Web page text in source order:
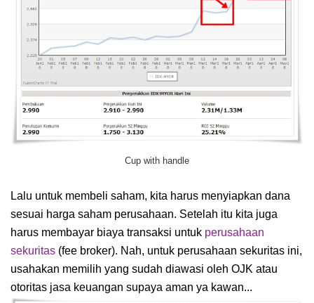
Cup with handle
Lalu untuk membeli saham, kita harus menyiapkan dana
sesuai harga saham perusahaan. Setelah itu kita juga
harus membayar biaya transaksi untuk perusahaan
sekuritas (fee broker). Nah, untuk perusahaan sekuritas ini,
usahakan memilih yang sudah diawasi oleh OJK atau
otoritas jasa keuangan supaya aman ya kawan...